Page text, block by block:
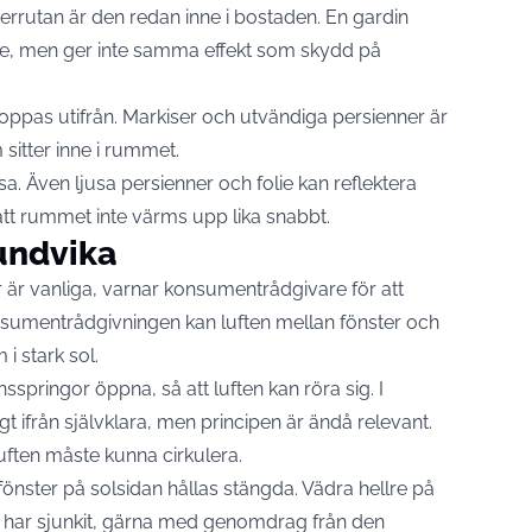
är den redan inne i bostaden. En gardin
men ger inte samma effekt som skydd på
utifrån. Markiser och utvändiga persienner är
inne i rummet.
Även ljusa persienner och folie kan reflektera
rummet inte värms upp lika snabbt.
vanliga, varnar konsumentrådgivare för att
kan luften mellan fönster och
i stark sol.
öppna, så att luften kan röra sig. I
ifrån självklara, men principen är ändå relevant.
måste kunna cirkulera.
på solsidan hållas stängda. Vädra hellre på
sjunkit, gärna med genomdrag från den